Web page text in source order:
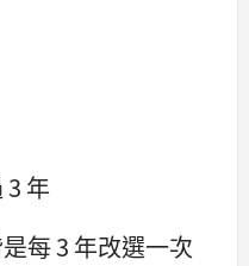
年
每 3 年改選一次